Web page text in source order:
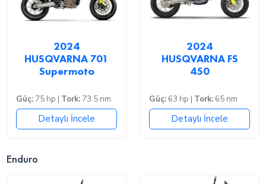
2024
HUSQVARNA 701
Supermoto
Güç: 75 hp | Tork: 73.5 nm
Detaylı İncele
2024
HUSQVARNA FS
450
Güç: 63 hp | Tork: 65 nm
Detaylı İncele
Enduro